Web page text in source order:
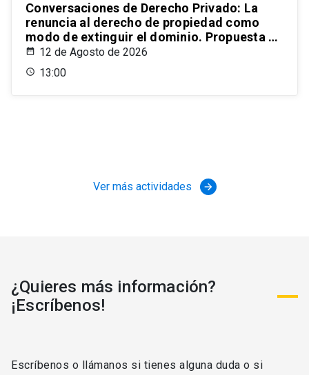
Conversaciones de Derecho Privado: La
renuncia al derecho de propiedad como
modo de extinguir el dominio. Propuesta de
un estatuto para el ordenamiento civil
chileno
12 de Agosto de 2026
13:00
Ver más actividades arrow_forward
¿Quieres más información?
¡Escríbenos!
Escríbenos o llámanos si tienes alguna duda o si